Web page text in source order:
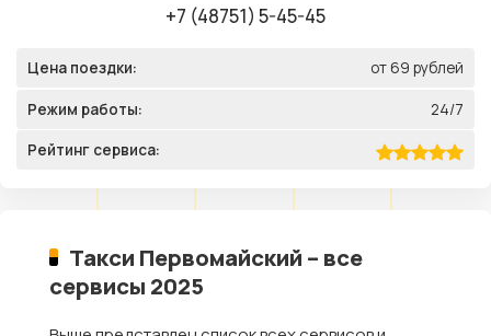
+7 (48751) 5-45-45
Цена поездки: от 69 рублей
Режим работы: 24/7
Рейтинг сервиса:
Такси Первомайский – все
сервисы 2025